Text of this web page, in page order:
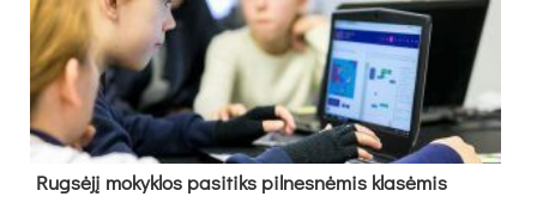
Rug­sė­jį mo­kyk­los pa­si­tiks pil­nes­nė­mis kla­sė­mis